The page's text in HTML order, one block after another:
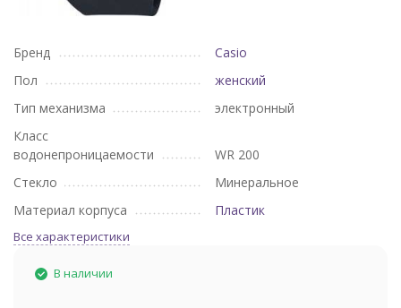
Бренд
Casio
Пол
женский
Тип механизма
электронный
Класс
водонепроницаемости
WR 200
Стекло
Минеральное
Материал корпуса
Пластик
Все характеристики
В наличии